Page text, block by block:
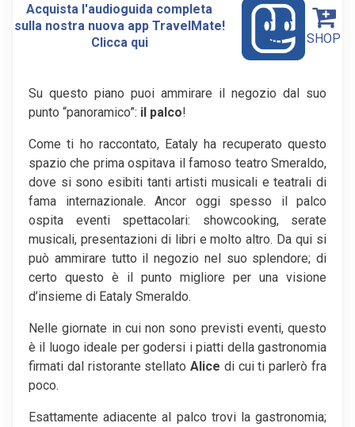
Acquista l'audioguida completa
sulla nostra nuova app TravelMate!
Clicca qui
SHOP
Su questo piano puoi ammirare il negozio dal suo
punto “panoramico”: il palco!
Come ti ho raccontato, Eataly ha recuperato questo
spazio che prima ospitava il famoso teatro Smeraldo,
dove si sono esibiti tanti artisti musicali e teatrali di
fama internazionale. Ancor oggi spesso il palco
ospita eventi spettacolari: showcooking, serate
musicali, presentazioni di libri e molto altro. Da qui si
può ammirare tutto il negozio nel suo splendore; di
certo questo è il punto migliore per una visione
d’insieme di Eataly Smeraldo.
Nelle giornate in cui non sono previsti eventi, questo
è il luogo ideale per godersi i piatti della gastronomia
firmati dal ristorante stellatoAlice di cui ti parlerò fra
poco.
Esattamente adiacente al palco trovi la gastronomia;